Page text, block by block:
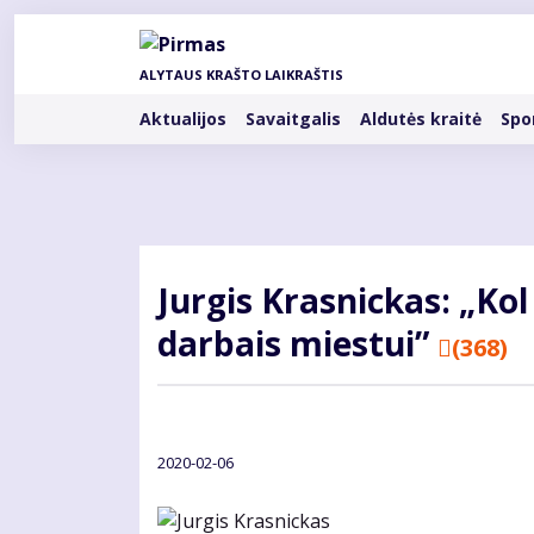
Pereiti
ALYTAUS KRAŠTO LAIKRAŠTIS
Rubrikos
Aktualijos Savaitgalis Aldutės kraitė
Jur­gis Kras­nic­kas:
dar­bais mies­tui”
(368)
2020-02-06